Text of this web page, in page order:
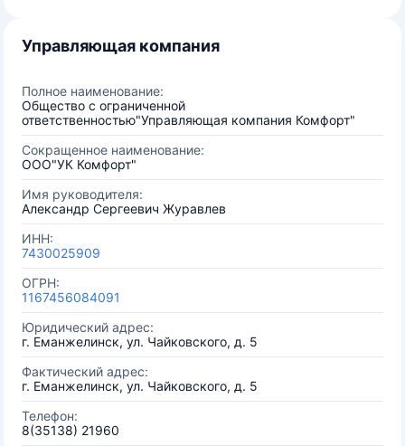
Управляющая компания
Полное наименование:
Общество с ограниченной
ответственностью"Управляющая компания Комфорт"
Сокращенное наименование:
ООО"УК Комфорт"
Имя руководителя:
Александр Сергеевич Журавлев
ИНН:
7430025909
ОГРН:
1167456084091
Юридический адрес:
г. Еманжелинск, ул. Чайковского, д. 5
Фактический адрес:
г. Еманжелинск, ул. Чайковского, д. 5
Телефон:
8(35138) 21960